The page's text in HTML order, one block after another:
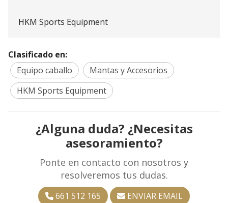
HKM Sports Equipment
Clasificado en:
Equipo caballo
Mantas y Accesorios
HKM Sports Equipment
¿Alguna duda? ¿Necesitas
asesoramiento?
Ponte en contacto con nosotros y
resolveremos tus dudas.
661 512 165 ENVIAR EMAIL